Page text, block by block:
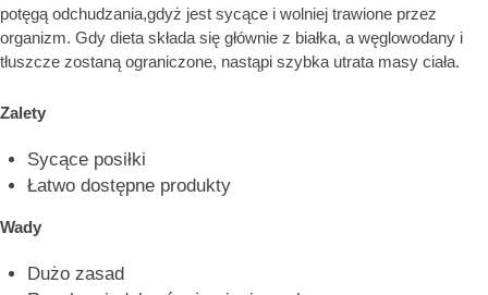
potęgą odchudzania,gdyż jest sycące i wolniej trawione przez
organizm. Gdy dieta składa się głównie z białka, a węglowodany i
tłuszcze zostaną ograniczone, nastąpi szybka utrata masy ciała.
Zalety
Sycące posiłki
Łatwo dostępne produkty
Wady
Dużo zasad